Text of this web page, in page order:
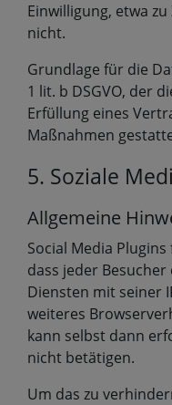
Einwilligung, etwa
nicht.
Grundlage für die
1 lit. b DSGVO, der
Erfüllung eines
Maßnahmen
5. Soziale
Allgemeine
Social Media
dass jeder
Diensten mit seiner
weiteres
kann selbst dann
nicht betätigen.
Um das zu